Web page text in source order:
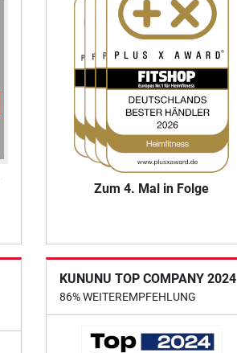
Zum 4. Mal in Folge
KUNUNU TOP COMPANY 2024
86% WEITEREMPFEHLUNG